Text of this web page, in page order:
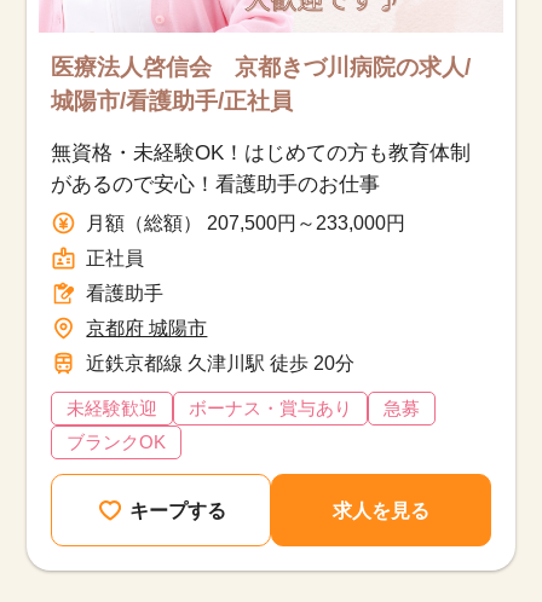
医療法人啓信会 京都きづ川病院の求人/
城陽市/看護助手/正社員
無資格・未経験OK！はじめての方も教育体制
があるので安心！看護助手のお仕事
月額（総額） 207,500円～233,000円
正社員
看護助手
京都府 城陽市
近鉄京都線 久津川駅 徒歩 20分
未経験歓迎 ボーナス・賞与あり
急募
ブランクOK
キープする 求人を見る